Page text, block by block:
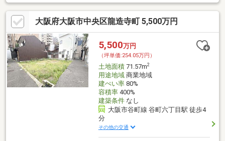
大阪府大阪市中央区龍造寺町 5,500万円
5,500万円
（坪単価:254.05万円）
土地面積71.57m2
用途地域商業地域
建ぺい率80%
容積率400%
建築条件なし
大阪市谷町線 谷町六丁目駅 徒歩4
分
その他の交通